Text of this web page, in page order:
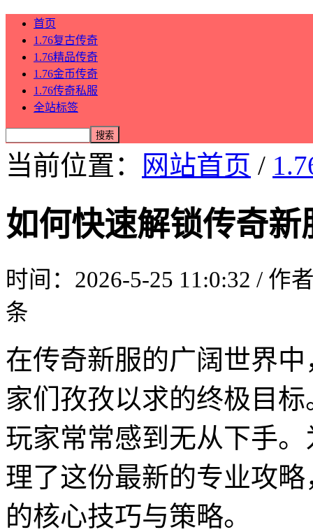
首页
1.76复古传奇
1.76精品传奇
1.76金币传奇
1.76传奇私服
全站标签
当前位置： 网站首页 /
如何快速解锁传奇
时间：2026-5-25 11:0:32 / 作
条
在传奇新服的广阔世界
家们孜孜以求的终极目
玩家常常感到无从下手
理了这份最新的专业攻
的核心技巧与策略。